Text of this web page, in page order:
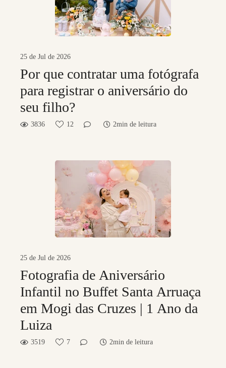
25 de Jul de 2026
Por que contratar uma fotógrafa
para registrar o aniversário do
seu filho?
3836 12 2min de leitura
25 de Jul de 2026
Fotografia de Aniversário
Infantil no Buffet Santa Arruaça
em Mogi das Cruzes | 1 Ano da
Luiza
3519 7 2min de leitura